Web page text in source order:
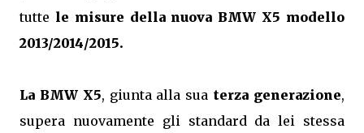
tutte le misure della nuova BMW X5 modello
2013/2014/2015.
La BMW X5, giunta alla sua terza generazione,
supera nuovamente gli standard da lei stessa